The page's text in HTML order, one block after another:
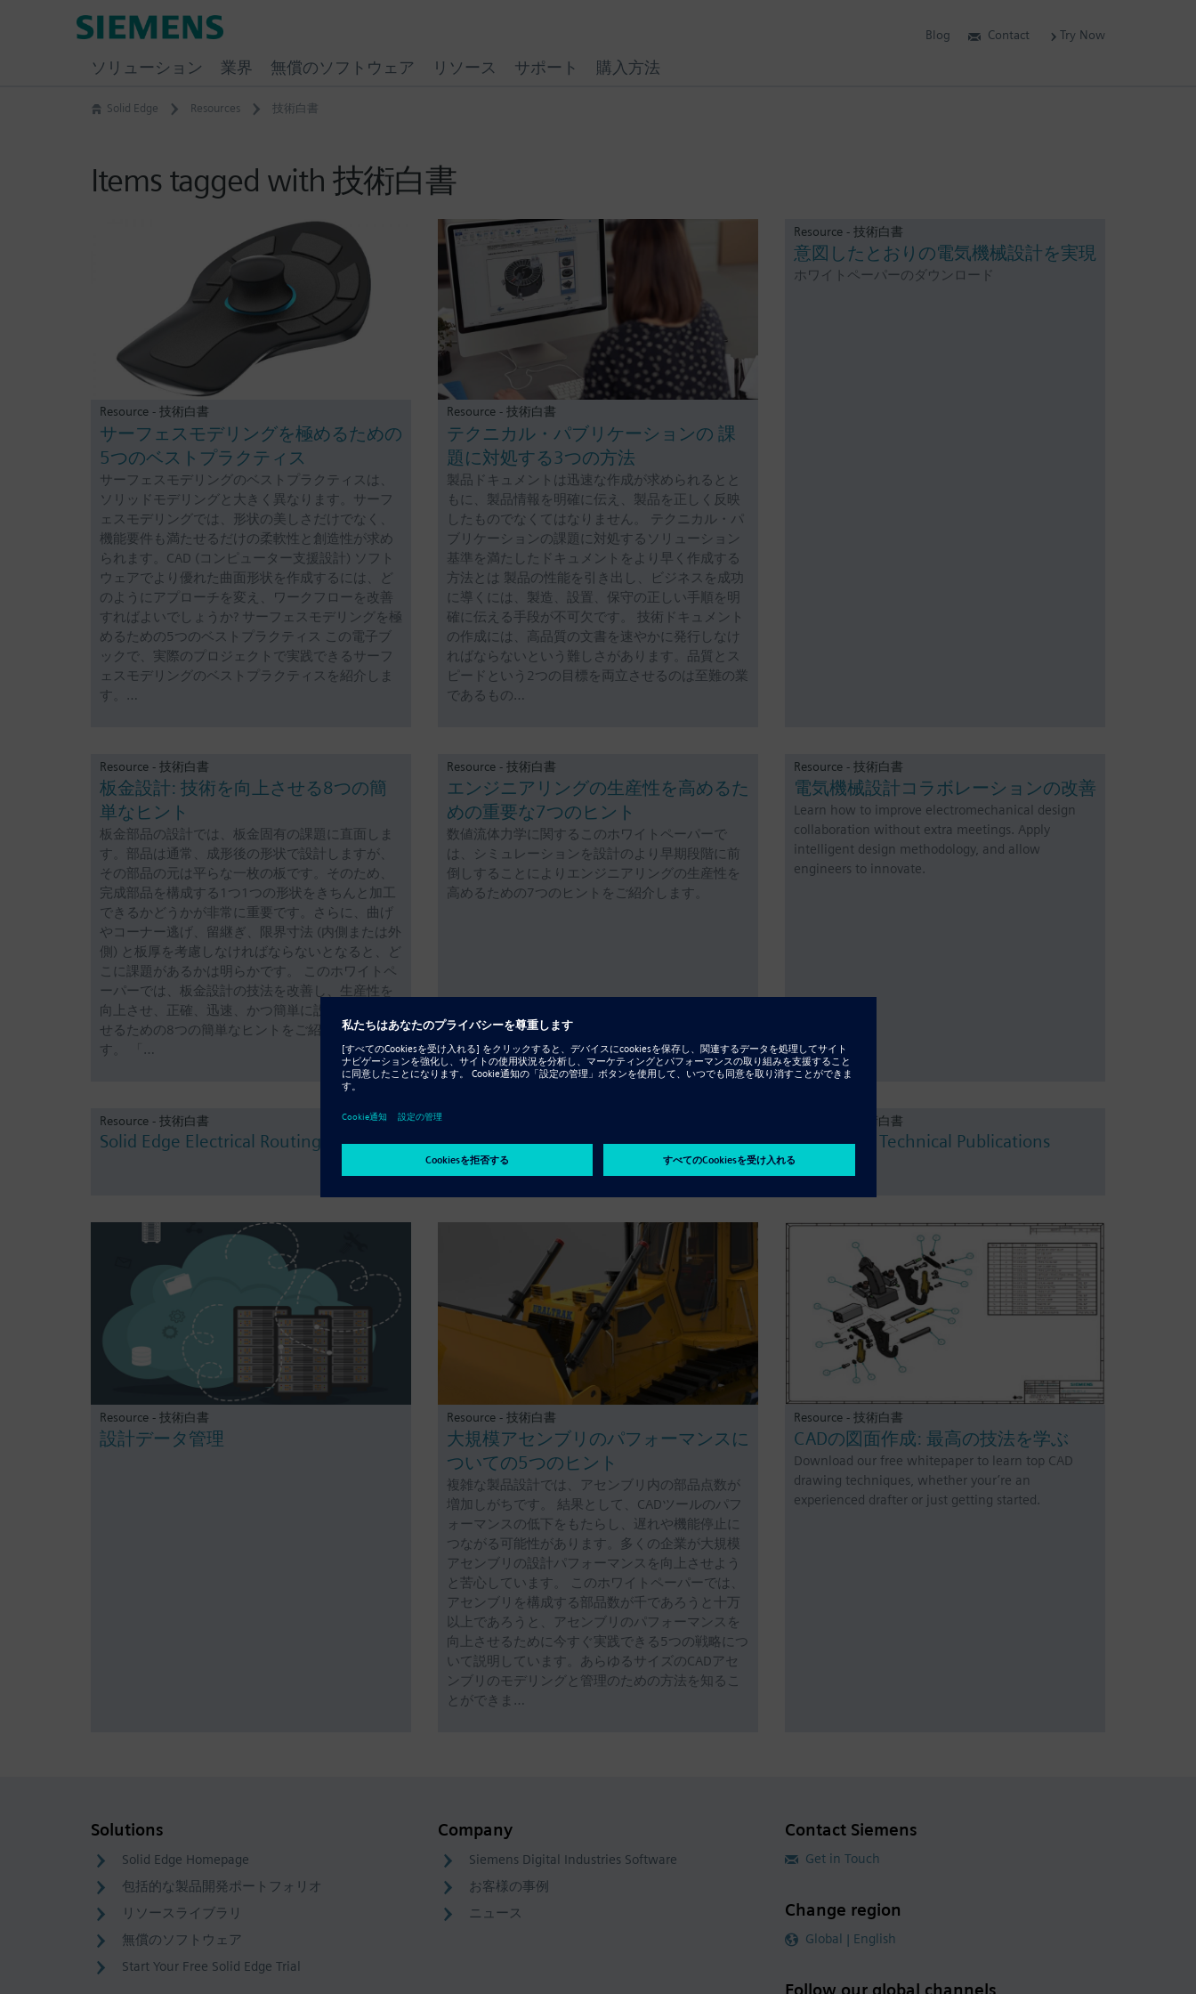
Solid Edge Resources 技術白書
Items tagged with 技術白書
Resource - 技術白書
サーフェスモデリングを極めるための
5つのベストプラクティス
サーフェスモデリングのベストプラクティスは、
ソリッドモデリングと大きく異なります。サーフ
ェスモデリングでは、形状の美しさだけでなく、
機能要件も満たせるだけの柔軟性と創造性が求め
られます。CAD (コンピューター支援設計) ソフト
ウェアでより優れた曲面形状を作成するには、ど
のようにアプローチを変え、ワークフローを改善
すればよいでしょうか? サーフェスモデリングを極
めるための5つのベストプラクティス この電子ブ
ックで、実際のプロジェクトで実践できるサーフ
ェスモデリングのベストプラクティスを紹介しま
す。…
Resource - 技術白書
テクニカル・パブリケーションの 課
題に対処する3つの方法
製品ドキュメントは迅速な作成が求められるとと
もに、製品情報を明確に伝え、製品を正しく反映
したものでなくてはなりません。 テクニカル・パ
ブリケーションの課題に対処するソリューション
基準を満たしたドキュメントをより早く作成する
方法とは 製品の性能を引き出し、ビジネスを成功
に導くには、製造、設置、保守の正しい手順を明
確に伝える手段が不可欠です。 技術ドキュメント
の作成には、高品質の文書を速やかに発行しなけ
ればならないという難しさがあります。品質とス
ピードという2つの目標を両立させるのは至難の業
であるもの…
Resource - 技術白書
意図したとおりの電気機械設計を実現
ホワイトペーパーのダウンロード
Resource - 技術白書
板金設計: 技術を向上させる8つの簡
単なヒント
板金部品の設計では、板金固有の課題に直面しま
す。部品は通常、成形後の形状で設計しますが、
その部品の元は平らな一枚の板です。そのため、
完成部品を構成する1つ1つの形状をきちんと加工
できるかどうかが非常に重要です。さらに、曲げ
やコーナー逃げ、留継ぎ、限界寸法 (内側または外
側) と板厚を考慮しなければならないとなると、ど
こに課題があるかは明らかです。 このホワイトペ
ーパーでは、板金設計の技法を改善し、生産性を
向上させ、正確、迅速、かつ簡単に設計を完成さ
せるための8つの簡単なヒントをご紹介していま
す。 「…
Resource - 技術白書
エンジニアリングの生産性を高めるた
めの重要な7つのヒント
数値流体力学に関するこのホワイトペーパーで
は、シミュレーションを設計のより早期段階に前
倒しすることによりエンジニアリングの生産性を
高めるための7つのヒントをご紹介します。
Resource - 技術白書
電気機械設計コラボレーションの改善
Learn how to improve electromechanical design
collaboration without extra meetings. Apply
intelligent design methodology, and allow
engineers to innovate.
Resource - 技術白書
Solid Edge Electrical Routing
Solid Edge Requirements
Management
Resource - 技術白書
Solid Edge Technical Publications
Resource - 技術白書
設計データ管理
Resource - 技術白書
大規模アセンブリのパフォーマンスに
ついての5つのヒント
複雑な製品設計では、アセンブリ内の部品点数が
増加しがちです。 結果として、CADツールのパフ
ォーマンスの低下をもたらし、遅れや機能停止に
つながる可能性があります。多くの企業が大規模
アセンブリの設計パフォーマンスを向上させよう
と苦心しています。 このホワイトペーパーでは、
アセンブリを構成する部品数が千であろうと十万
以上であろうと、アセンブリのパフォーマンスを
向上させるために今すぐ実践できる5つの戦略につ
いて説明しています。あらゆるサイズのCADアセ
ンブリのモデリングと管理のための方法を知るこ
とができま…
Resource - 技術白書
CADの図面作成: 最高の技法を学ぶ
Download our free whitepaper to learn top CAD
drawing techniques, whether your’re an
experienced drafter or just getting started.
Solutions
Solid Edge Homepage
包括的な製品開発ポートフォリオ
リソースライブラリ
無償のソフトウェア
Start Your Free Solid Edge Trial
Company
Siemens Digital Industries Software
お客様の事例
ニュース
Contact Siemens
Get in Touch
Change region
Global | English
Blog Contact Try Now
ソリューション 業界 無償のソフトウェア リソース サポート 購入方法